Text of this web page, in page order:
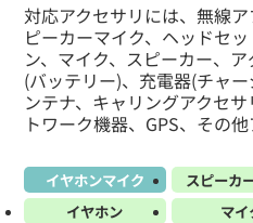
対応アクセサリには、無線
ピーカーマイク、ヘッドセ
ン、マイク、スピーカー、
(バッテリー)、充電器(チャ
ンテナ、キャリングアクセ
トワーク機器、GPS、その
イヤホンマイク スピーカ
イヤホン
マイ